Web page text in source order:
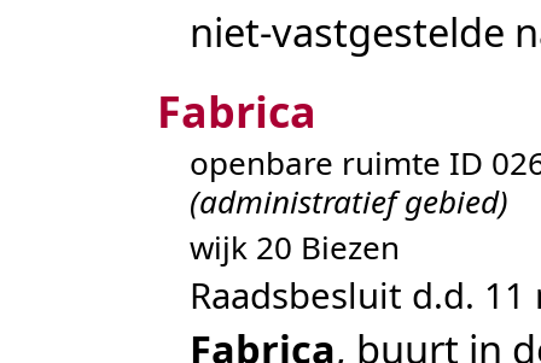
niet-vastgestelde
Fabrica
openbare ruimte ID
(administratief gebied)
wijk 20 Biezen
Raadsbesluit d.d.
Fabrica, buurt in